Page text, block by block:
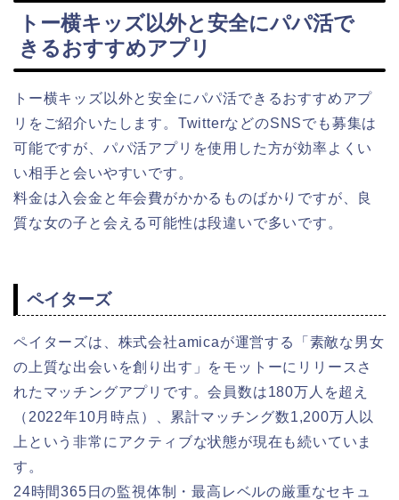
トー横キッズ以外と安全にパパ活で
きるおすすめアプリ
トー横キッズ以外と安全にパパ活できるおすすめアプ
リをご紹介いたします。TwitterなどのSNSでも募集は
可能ですが、パパ活アプリを使用した方が効率よくい
い相手と会いやすいです。
料金は入会金と年会費がかかるものばかりですが、良
質な女の子と会える可能性は段違いで多いです。
ペイターズ
ペイターズは、株式会社amicaが運営する「素敵な男女
の上質な出会いを創り出す」をモットーにリリースさ
れたマッチングアプリです。会員数は180万人を超え
（2022年10月時点）、累計マッチング数1,200万人以
上という非常にアクティブな状態が現在も続いていま
す。
24時間365日の監視体制・最高レベルの厳重なセキュ